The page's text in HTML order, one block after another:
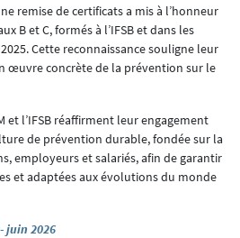
remise de certificats a mis à l’honneur
B et C, formés à l’IFSB et dans les
Cette reconnaissance souligne leur
œuvre concrète de la prévention sur le
et l’IFSB réaffirment leur engagement
de prévention durable, fondée sur la
employeurs et salariés, afin de garantir
et adaptées aux évolutions du monde
juin 2026